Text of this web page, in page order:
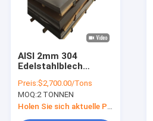
AISI 2mm 304
Edelstahlblech
Edelstahl-Platte
304L
Preis:$2,700.00/Tons
MOQ:2 TONNEN